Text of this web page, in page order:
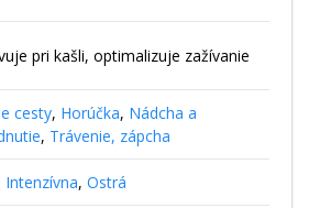
pri kašli, optimalizuje zažívanie
cesty, Horúčka, Nádcha a
, Trávenie, zápcha
Intenzívna, Ostrá